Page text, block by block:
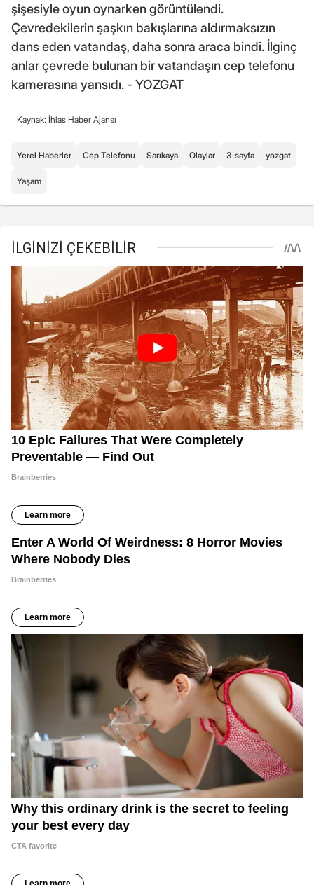
şişesiyle oyun oynarken görüntülendi.
Çevredekilerin şaşkın bakışlarına aldırmaksızın
dans eden vatandaş, daha sonra araca bindi. İlginç
anlar çevrede bulunan bir vatandaşın cep telefonu
kamerasına yansıdı. - YOZGAT
Kaynak: İhlas Haber Ajansı
Yerel Haberler Cep Telefonu Sarıkaya Olaylar 3-sayfa yozgat
Yaşam